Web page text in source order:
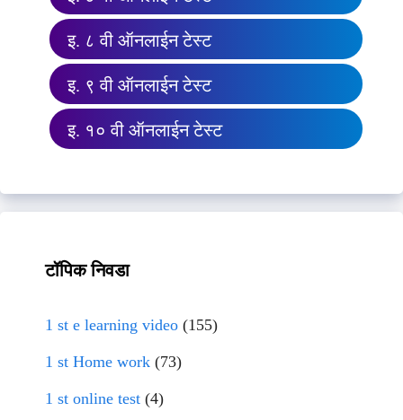
इ. ८ वी ऑनलाईन टेस्ट
इ. ९ वी ऑनलाईन टेस्ट
इ. १० वी ऑनलाईन टेस्ट
टॉपिक निवडा
1 st e learning video (155)
1 st Home work (73)
1 st online test (4)